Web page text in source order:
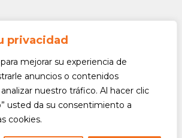
privacidad
mejorar su experiencia de
anuncios o contenidos
nuestro tráfico. Al hacer clic
usted da su consentimiento a
cookies.
e Reembolso